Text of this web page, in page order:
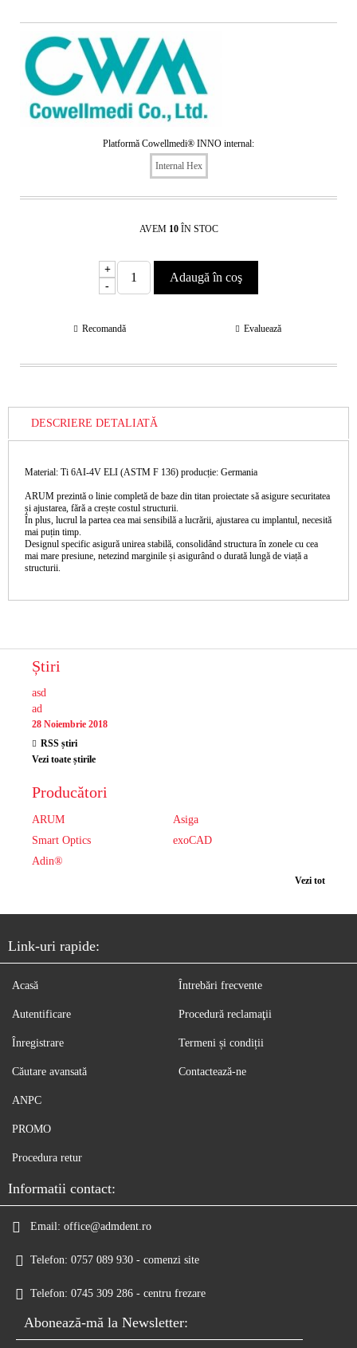
Platformă Cowellmedi® INNO internal:
Internal Hex
AVEM 10 ÎN STOC
+
-
Recomandă Evaluează
DESCRIERE DETALIATĂ
Material: Ti 6AI-4V ELI (ASTM F 136) producție: Germania
ARUM prezintă o linie completă de baze din titan proiectate să asigure securitatea
și ajustarea, fără a crește costul structurii.
În plus, lucrul la partea cea mai sensibilă a lucrării, ajustarea cu implantul, necesită
mai puțin timp.
Designul specific asigură unirea stabilă, consolidând structura în zonele cu cea
mai mare presiune, netezind marginile și asigurând o durată lungă de viață a
structurii.
Știri
asd
ad
28 Noiembrie 2018
RSS știri
Vezi toate știrile
Producători
ARUM
Asiga
Smart Optics
exoCAD
Adin®
Vezi tot
Link-uri rapide:
Acasă
Autentificare
Înregistrare
Căutare avansată
Întrebări frecvente
Procedură reclamaţii
Termeni și condiții
Contactează-ne
ANPC
PROMO
Procedura retur
Informatii contact:
Email: office@admdent.ro
Telefon: 0757 089 930 - comenzi site
Telefon: 0745 309 286 - centru frezare
Abonează-mă la Newsletter: